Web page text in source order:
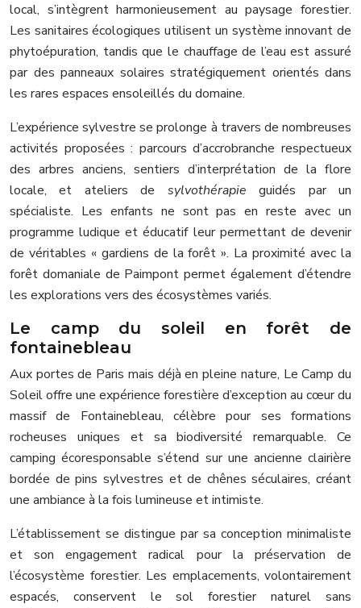
local, s’intègrent harmonieusement au paysage forestier.
Les sanitaires écologiques utilisent un système innovant de
phytoépuration, tandis que le chauffage de l’eau est assuré
par des panneaux solaires stratégiquement orientés dans
les rares espaces ensoleillés du domaine.
L’expérience sylvestre se prolonge à travers de nombreuses
activités proposées : parcours d’accrobranche respectueux
des arbres anciens, sentiers d’interprétation de la flore
locale, et ateliers de sylvothérapie guidés par un
spécialiste. Les enfants ne sont pas en reste avec un
programme ludique et éducatif leur permettant de devenir
de véritables « gardiens de la forêt ». La proximité avec la
forêt domaniale de Paimpont permet également d’étendre
les explorations vers des écosystèmes variés.
Le camp du soleil en forêt de
fontainebleau
Aux portes de Paris mais déjà en pleine nature, Le Camp du
Soleil offre une expérience forestière d’exception au cœur du
massif de Fontainebleau, célèbre pour ses formations
rocheuses uniques et sa biodiversité remarquable. Ce
camping écoresponsable s’étend sur une ancienne clairière
bordée de pins sylvestres et de chênes séculaires, créant
une ambiance à la fois lumineuse et intimiste.
L’établissement se distingue par sa conception minimaliste
et son engagement radical pour la préservation de
l’écosystème forestier. Les emplacements, volontairement
espacés, conservent le sol forestier naturel sans